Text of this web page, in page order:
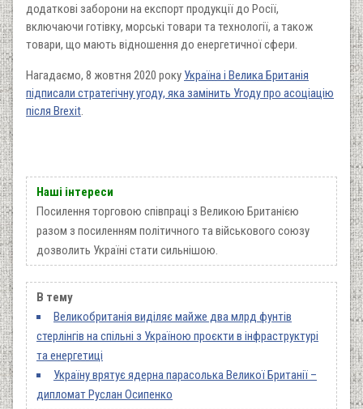
додаткові заборони на експорт продукції до Росії,
включаючи готівку, морські товари та технології, а також
товари, що мають відношення до енергетичної сфери.
Нагадаємо, 8 жовтня 2020 року Україна і Велика Британія
підписали стратегічну угоду, яка замінить Угоду про асоціацію
після Brexit.
Наші інтереси
Посилення торговою співпраці з Великою Британією
разом з посиленням політичного та військового союзу
дозволить Україні стати сильнішою.
В тему
Великобританія виділяє майже два млрд фунтів
стерлінгів на спільні з Україною проєкти в інфраструктурі
та енергетиці
Україну врятує ядерна парасолька Великої Британії –
дипломат Руслан Осипенко